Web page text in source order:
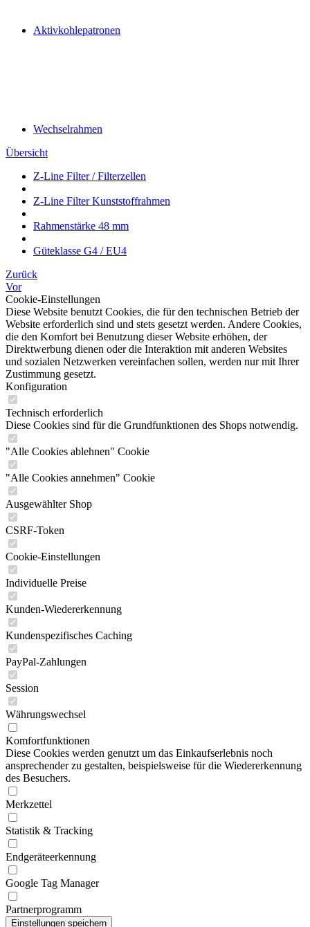
Aktivkohlepatronen
Wechselrahmen
Übersicht
Z-Line Filter / Filterzellen
Z-Line Filter Kunststoffrahmen
Rahmenstärke 48 mm
Güteklasse G4 / EU4
Zurück
Vor
Cookie-Einstellungen
Diese Website benutzt Cookies, die für den technischen Betrieb der
Website erforderlich sind und stets gesetzt werden. Andere Cookies,
die den Komfort bei Benutzung dieser Website erhöhen, der
Direktwerbung dienen oder die Interaktion mit anderen Websites
und sozialen Netzwerken vereinfachen sollen, werden nur mit Ihrer
Zustimmung gesetzt.
Konfiguration
Technisch erforderlich
Diese Cookies sind für die Grundfunktionen des Shops notwendig.
"Alle Cookies ablehnen" Cookie
"Alle Cookies annehmen" Cookie
Ausgewählter Shop
CSRF-Token
Cookie-Einstellungen
Individuelle Preise
Kunden-Wiedererkennung
Kundenspezifisches Caching
PayPal-Zahlungen
Session
Währungswechsel
Komfortfunktionen
Diese Cookies werden genutzt um das Einkaufserlebnis noch
ansprechender zu gestalten, beispielsweise für die Wiedererkennung
des Besuchers.
Merkzettel
Statistik & Tracking
Endgeräteerkennung
Google Tag Manager
Partnerprogramm